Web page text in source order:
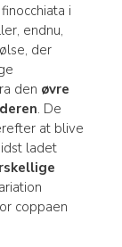
i
endnu,
der
den øvre
. De
at blive
ladet
coppaen